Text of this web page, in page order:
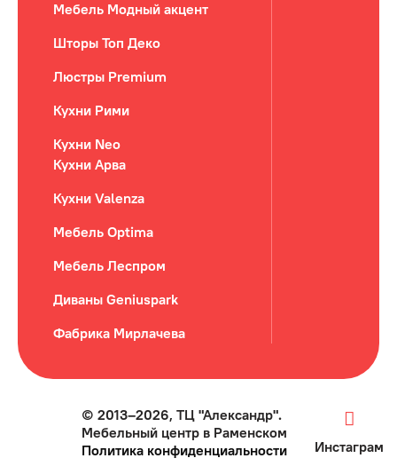
Мебель Модный акцент
Шторы Топ Деко
Люстры Premium
Кухни Рими
Кухни Neo
Кухни Арва
Кухни Valenza
Мебель Optima
Мебель Леспром
Диваны Geniuspark
Фабрика Мирлачева
© 2013–2026, ТЦ "Александр".
Мебельный центр в Раменском
Политика конфиденциальности
Инстаграм